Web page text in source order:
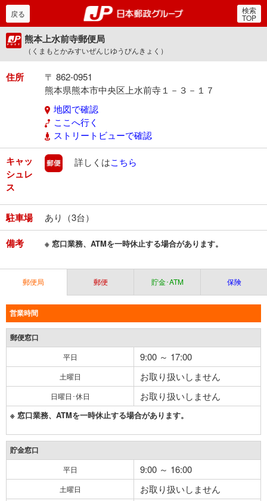
郵便局・日本郵政グルー
戻る 検索
TOP
熊本上水前寺郵便局
（くまもとかみすいぜんじゆうびんきょく）
住所
〒 862-0951
熊本県熊本市中央区上水前寺１－３－１７
地図で確認
ここへ行く
ストリートビューで確認
キャッ
シュレ
ス
郵便
詳しくはこちら
駐車場 あり（3台）
備考 ※ 窓口業務、ATMを一時休止する場合があります。
郵便局 郵便 貯金･ATM 保険
営業時間
郵便窓口
平日 9:00 ～ 17:00
土曜日 お取り扱いしません
日曜日･休日 お取り扱いしません
※ 窓口業務、ATMを一時休止する場合があります。
貯金窓口
平日 9:00 ～ 16:00
土曜日 お取り扱いしません